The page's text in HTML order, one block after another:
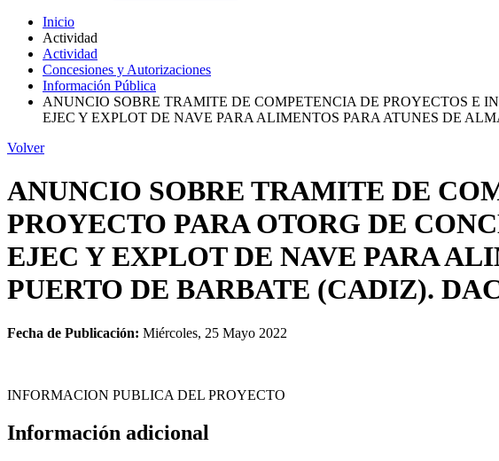
Inicio
Actividad
Actividad
Concesiones y Autorizaciones
Información Pública
ANUNCIO SOBRE TRAMITE DE COMPETENCIA DE PROYECTOS E
EJEC Y EXPLOT DE NAVE PARA ALIMENTOS PARA ATUNES DE
Volver
ANUNCIO SOBRE TRAMITE DE
PROYECTO PARA OTORG DE
EJEC Y EXPLOT DE NAVE PARA
PUERTO DE BARBATE (CADIZ).
Fecha de Publicación: Miércoles, 25 Mayo 2022
INFORMACION PUBLICA DEL PROYECTO
Información adicional